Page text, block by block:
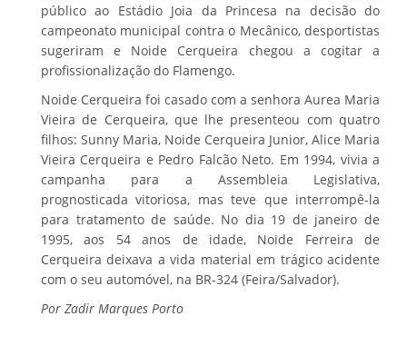
público ao Estádio Joia da Princesa na decisão do
campeonato municipal contra o Mecânico, desportistas
sugeriram e Noide Cerqueira chegou a cogitar a
profissionalização do Flamengo.
Noide Cerqueira foi casado com a senhora Aurea Maria
Vieira de Cerqueira, que lhe presenteou com quatro
filhos: Sunny Maria, Noide Cerqueira Junior, Alice Maria
Vieira Cerqueira e Pedro Falcão Neto. Em 1994, vivia a
campanha para a Assembleia Legislativa,
prognosticada vitoriosa, mas teve que interrompê-la
para tratamento de saúde. No dia 19 de janeiro de
1995, aos 54 anos de idade, Noide Ferreira de
Cerqueira deixava a vida material em trágico acidente
com o seu automóvel, na BR-324 (Feira/Salvador).
Por Zadir Marques Porto